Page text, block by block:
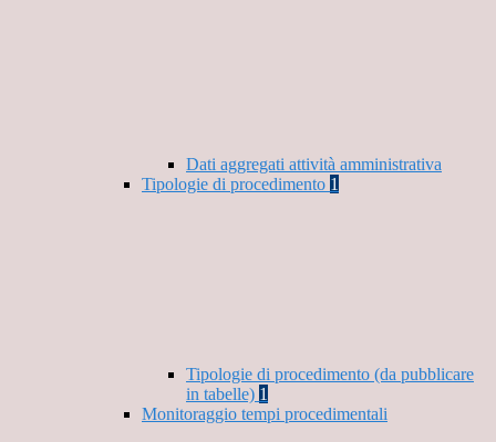
Dati aggregati attività amministrativa
Tipologie di procedimento 1
Tipologie di procedimento (da pubblicare
in tabelle) 1
Monitoraggio tempi procedimentali